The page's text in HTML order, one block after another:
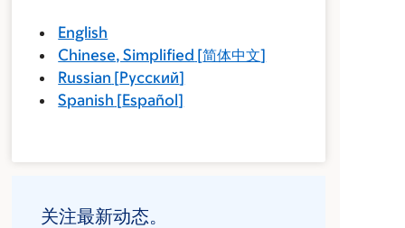
English
Chinese, Simplified [简体中文]
Russian [Русский]
Spanish [Español]
关注最新动态。